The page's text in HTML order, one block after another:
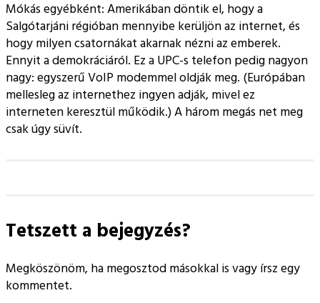
Mókás egyébként: Amerikában döntik el, hogy a
Salgótarjáni régióban mennyibe kerüljön az internet, és
hogy milyen csatornákat akarnak nézni az emberek.
Ennyit a demokráciáról. Ez a UPC-s telefon pedig nagyon
nagy: egyszerű VoIP modemmel oldják meg. (Európában
mellesleg az internethez ingyen adják, mivel ez
interneten keresztül működik.) A három megás net meg
csak úgy süvít.
Tetszett a bejegyzés?
Megköszönöm, ha megosztod másokkal is vagy írsz egy
kommentet.